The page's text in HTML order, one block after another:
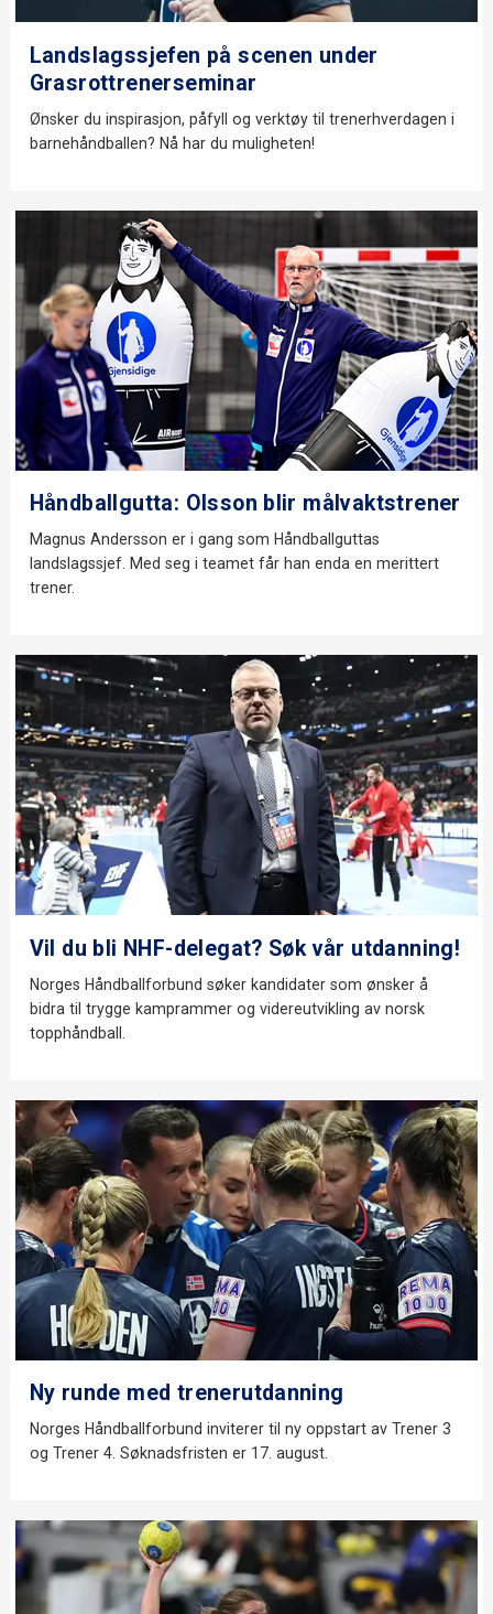
Landslagssjefen på scenen under
Grasrottrenerseminar
Ønsker du inspirasjon, påfyll og verktøy til trenerhverdagen i
barnehåndballen? Nå har du muligheten!
Håndballgutta: Olsson blir målvaktstrener
Magnus Andersson er i gang som Håndballguttas
landslagssjef. Med seg i teamet får han enda en merittert
trener.
Vil du bli NHF-delegat? Søk vår utdanning!
Norges Håndballforbund søker kandidater som ønsker å
bidra til trygge kamprammer og videreutvikling av norsk
topphåndball.
Ny runde med trenerutdanning
Norges Håndballforbund inviterer til ny oppstart av Trener 3
og Trener 4. Søknadsfristen er 17. august.